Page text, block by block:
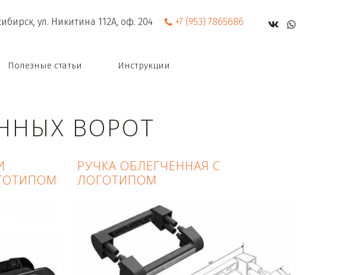
+7 (953) 7865686
ул. Никитина 112А оф. 204
Полезные статьи Инструкции
ВОРОТ
РУЧКА ОБЛЕГЧЕННАЯ С
ЛОГОТИПОМ